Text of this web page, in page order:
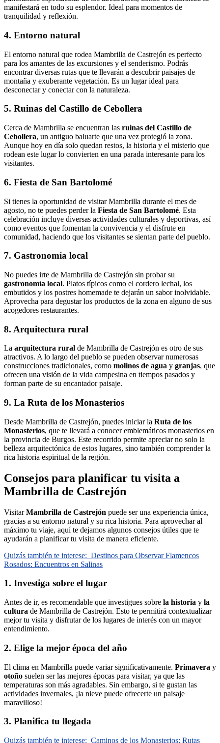
manifestará en todo su esplendor. Ideal para momentos de
tranquilidad y reflexión.
4. Entorno natural
El entorno natural que rodea Mambrilla de Castrejón es perfecto
para los amantes de las excursiones y el senderismo. Podrás
encontrar diversas rutas que te llevarán a descubrir paisajes de
montaña y exuberante vegetación. Es un lugar ideal para
desconectar y conectar con la naturaleza.
5. Ruinas del Castillo de Cebollera
Cerca de Mambrilla se encuentran las ruinas del Castillo de
Cebollera, un antiguo baluarte que una vez protegió la zona.
Aunque hoy en día solo quedan restos, la historia y el misterio que
rodean este lugar lo convierten en una parada interesante para los
visitantes.
6. Fiesta de San Bartolomé
Si tienes la oportunidad de visitar Mambrilla durante el mes de
agosto, no te puedes perder la Fiesta de San Bartolomé. Esta
celebración incluye diversas actividades culturales y deportivas, así
como eventos que fomentan la convivencia y el disfrute en
comunidad, haciendo que los visitantes se sientan parte del pueblo.
7. Gastronomía local
No puedes irte de Mambrilla de Castrejón sin probar su
gastronomía local. Platos típicos como el cordero lechal, los
embutidos y los postres homemade te dejarán un sabor inolvidable.
Aprovecha para degustar los productos de la zona en alguno de sus
acogedores restaurantes.
8. Arquitectura rural
La arquitectura rural de Mambrilla de Castrejón es otro de sus
atractivos. A lo largo del pueblo se pueden observar numerosas
construcciones tradicionales, como molinos de agua y granjas, que
ofrecen una visión de la vida campesina en tiempos pasados y
forman parte de su encantador paisaje.
9. La Ruta de los Monasterios
Desde Mambrilla de Castrejón, puedes iniciar la Ruta de los
Monasterios, que te llevará a conocer emblemáticos monasterios en
la provincia de Burgos. Este recorrido permite apreciar no solo la
belleza arquitectónica de estos lugares, sino también comprender la
rica historia espiritual de la región.
Consejos para planificar tu visita a
Mambrilla de Castrejón
VisitarMambrilla de Castrejón puede ser una experiencia única,
gracias a su entorno natural y su rica historia. Para aprovechar al
máximo tu viaje, aquí te dejamos algunos consejos útiles que te
ayudarán a planificar tu visita de manera eficiente.
Quizás también te interese: Destinos para Observar Flamencos
Rosados: Encuentros en Salinas
1. Investiga sobre el lugar
Antes de ir, es recomendable que investigues sobre la historia y la
cultura de Mambrilla de Castrejón. Esto te permitirá contextualizar
mejor tu visita y disfrutar de los lugares de interés con un mayor
entendimiento.
2. Elige la mejor época del año
El clima en Mambrilla puede variar significativamente. Primavera y
otoño suelen ser las mejores épocas para visitar, ya que las
temperaturas son más agradables. Sin embargo, si te gustan las
actividades invernales, ¡la nieve puede ofrecerte un paisaje
maravilloso!
3. Planifica tu llegada
Quizás también te interese: Caminos de los Monasterios: Rutas